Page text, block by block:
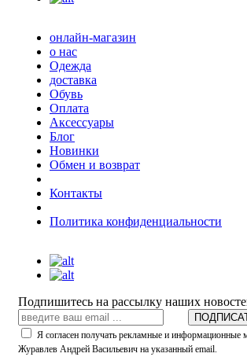
онлайн-магазин
о нас
Одежда
доставка
Обувь
Оплата
Аксессуары
Блог
Новинки
Обмен и возврат
Контакты
Политика конфиденциальности
Подпишитесь на рассылку наших
Я согласен получать рекламные и
Журавлев Андрей Васильевич на указанный email.